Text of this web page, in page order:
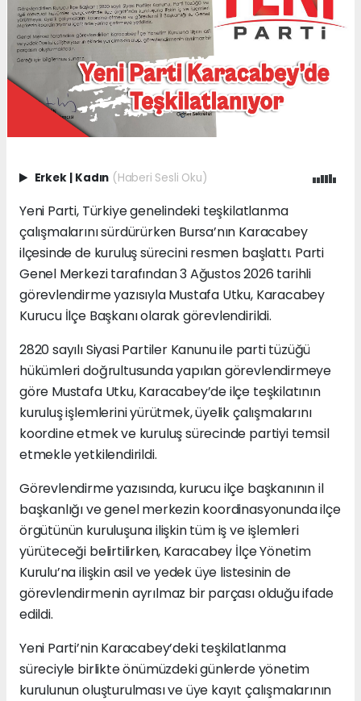
Erkek Kadın (Haberi Sesli Oku)
Yeni Parti, Türkiye genelindeki teşkilatlanma
çalışmalarını sürdürürken Bursa’nın Karacabey
ilçesinde de kuruluş sürecini resmen başlattı. Parti
Genel Merkezi tarafından 3 Ağustos 2026 tarihli
görevlendirme yazısıyla Mustafa Utku, Karacabey
Kurucu İlçe Başkanı olarak görevlendirildi.
2820 sayılı Siyasi Partiler Kanunu ile parti tüzüğü
hükümleri doğrultusunda yapılan görevlendirmeye
göre Mustafa Utku, Karacabey’de ilçe teşkilatının
kuruluş işlemlerini yürütmek, üyelik çalışmalarını
koordine etmek ve kuruluş sürecinde partiyi temsil
etmekle yetkilendirildi.
Görevlendirme yazısında, kurucu ilçe başkanının il
başkanlığı ve genel merkezin koordinasyonunda ilçe
örgütünün kuruluşuna ilişkin tüm iş ve işlemleri
yürüteceği belirtilirken, Karacabey İlçe Yönetim
Kurulu’na ilişkin asil ve yedek üye listesinin de
görevlendirmenin ayrılmaz bir parçası olduğu ifade
edildi.
Yeni Parti’nin Karacabey’deki teşkilatlanma
süreciyle birlikte önümüzdeki günlerde yönetim
kurulunun oluşturulması ve üye kayıt çalışmalarının